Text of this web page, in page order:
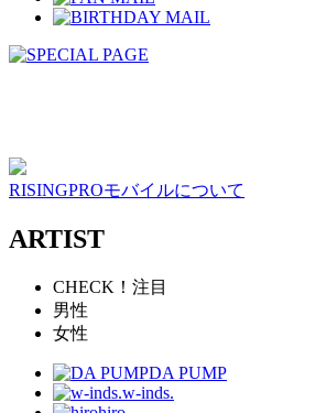
RISINGPROモバイルについて
ARTIST
CHECK！注目
男性
女性
DA PUMP
w-inds.